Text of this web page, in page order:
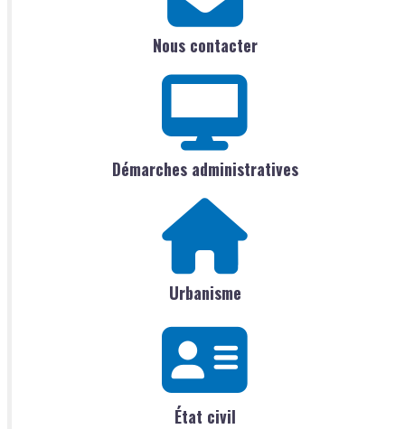
Nous contacter
Démarches administratives
Urbanisme
État civil